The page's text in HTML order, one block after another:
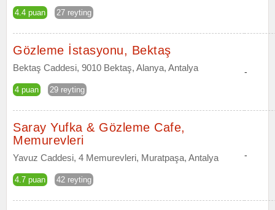
4.4 puan 27 reyting
Gözleme İstasyonu, Bektaş
Bektaş Caddesi, 9010 Bektaş, Alanya, Antalya
4 puan 29 reyting
-
Saray Yufka & Gözleme Cafe,
Memurevleri
Yavuz Caddesi, 4 Memurevleri, Muratpaşa, Antalya
4.7 puan 42 reyting
-